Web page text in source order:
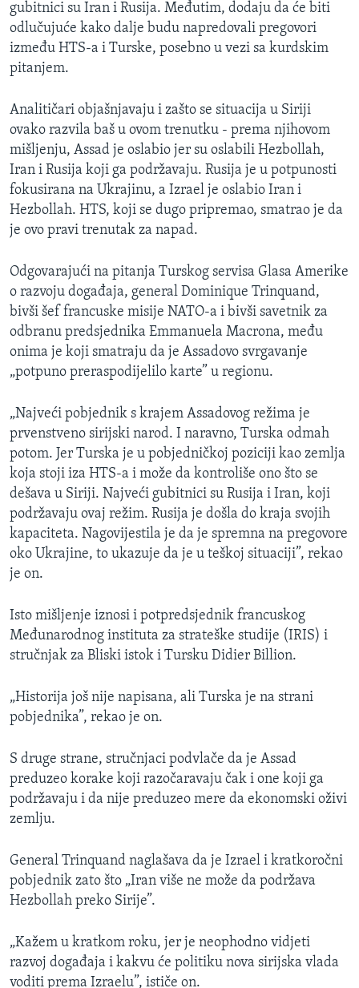
gubitnici su Iran i Rusija. Međutim, dodaju da će biti
odlučujuće kako dalje budu napredovali pregovori
između HTS-a i Turske, posebno u vezi sa kurdskim
pitanjem.
Analitičari objašnjavaju i zašto se situacija u Siriji
ovako razvila baš u ovom trenutku - prema njihovom
mišljenju, Assad je oslabio jer su oslabili Hezbollah,
Iran i Rusija koji ga podržavaju. Rusija je u potpunosti
fokusirana na Ukrajinu, a Izrael je oslabio Iran i
Hezbollah. HTS, koji se dugo pripremao, smatrao je da
je ovo pravi trenutak za napad.
Odgovarajući na pitanja Turskog servisa Glasa Amerike
o razvoju događaja, general Dominique Trinquand,
bivši šef francuske misije NATO-a i bivši savetnik za
odbranu predsjednika Emmanuela Macrona, među
onima je koji smatraju da je Assadovo svrgavanje
„potpuno preraspodijelilo karte” u regionu.
„Najveći pobjednik s krajem Assadovog režima je
prvenstveno sirijski narod. I naravno, Turska odmah
potom. Jer Turska je u pobjedničkoj poziciji kao zemlja
koja stoji iza HTS-a i može da kontroliše ono što se
dešava u Siriji. Najveći gubitnici su Rusija i Iran, koji
podržavaju ovaj režim. Rusija je došla do kraja svojih
kapaciteta. Nagovijestila je da je spremna na pregovore
oko Ukrajine, to ukazuje da je u teškoj situaciji”, rekao
je on.
Isto mišljenje iznosi i potpredsjednik francuskog
Međunarodnog instituta za strateške studije (IRIS) i
stručnjak za Bliski istok i Tursku Didier Billion.
„Historija još nije napisana, ali Turska je na strani
pobjednika”, rekao je on.
S druge strane, stručnjaci podvlače da je Assad
preduzeo korake koji razočaravaju čak i one koji ga
podržavaju i da nije preduzeo mere da ekonomski oživi
zemlju.
General Trinquand naglašava da je Izrael i kratkoročni
pobjednik zato što „Iran više ne može da podržava
Hezbollah preko Sirije”.
„Kažem u kratkom roku, jer je neophodno vidjeti
razvoj događaja i kakvu će politiku nova sirijska vlada
voditi prema Izraelu”, ističe on.